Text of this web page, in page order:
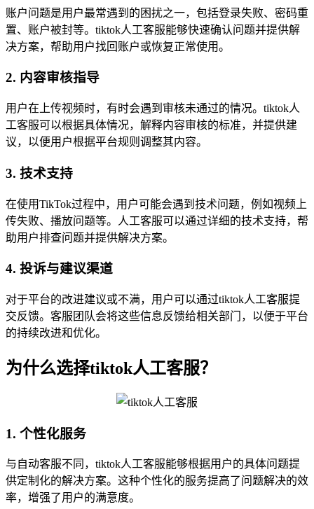
账户问题是用户最常遇到的困扰之一，包括登录失败、密码重
置、账户被封等。tiktok人工客服能够快速确认问题并提供解
决方案，帮助用户找回账户或恢复正常使用。
2. 内容审核指导
用户在上传视频时，有时会遇到审核未通过的情况。tiktok人
工客服可以根据具体情况，解释内容审核的标准，并提供建
议，以便用户根据平台规则调整其内容。
3. 技术支持
在使用TikTok过程中，用户可能会遇到技术问题，例如视频上
传失败、播放问题等。人工客服可以通过详细的技术支持，帮
助用户排查问题并提供解决方案。
4. 投诉与建议渠道
对于平台的改进建议或不满，用户可以通过tiktok人工客服提
交反馈。客服团队会将这些信息反馈给相关部门，以便于平台
的持续改进和优化。
为什么选择tiktok人工客服？
1. 个性化服务
与自动客服不同，tiktok人工客服能够根据用户的具体问题提
供定制化的解决方案。这种个性化的服务提高了问题解决的效
率，增强了用户的满意度。